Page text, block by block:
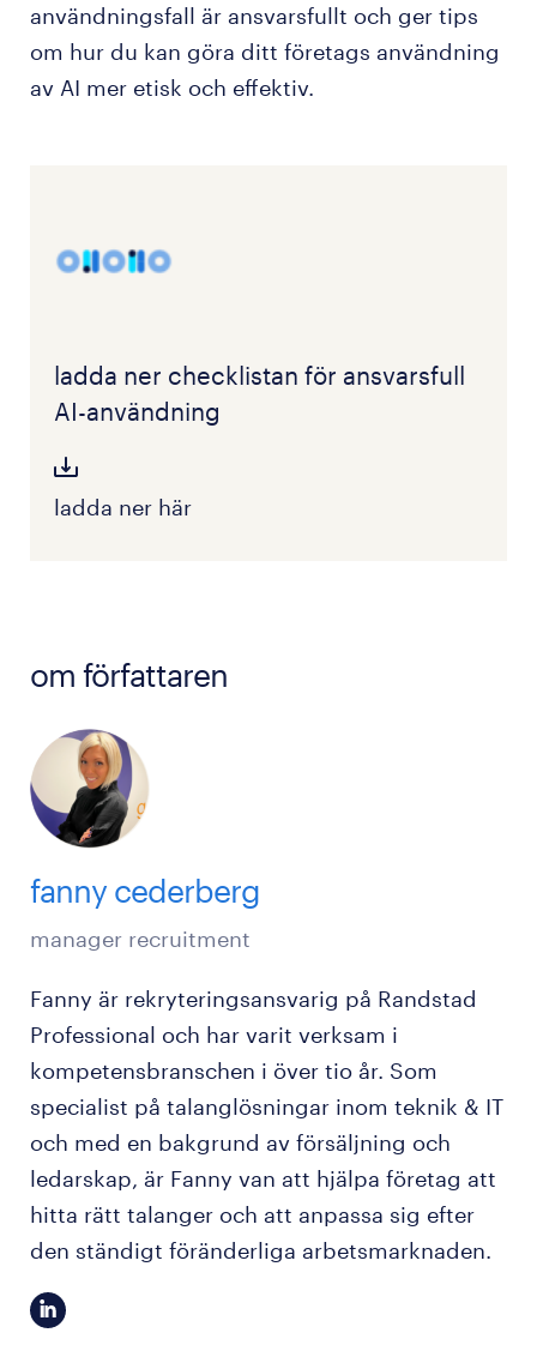
användningsfall är ansvarsfullt och ger tips
om hur du kan göra ditt företags användning
av AI mer etisk och effektiv.
ladda ner checklistan för ansvarsfull
AI-användning
ladda ner här
om författaren
fanny cederberg
manager recruitment
Fanny är rekryteringsansvarig på Randstad
Professional och har varit verksam i
kompetensbranschen i över tio år. Som
specialist på talanglösningar inom teknik & IT
och med en bakgrund av försäljning och
ledarskap, är Fanny van att hjälpa företag att
hitta rätt talanger och att anpassa sig efter
den ständigt föränderliga arbetsmarknaden.